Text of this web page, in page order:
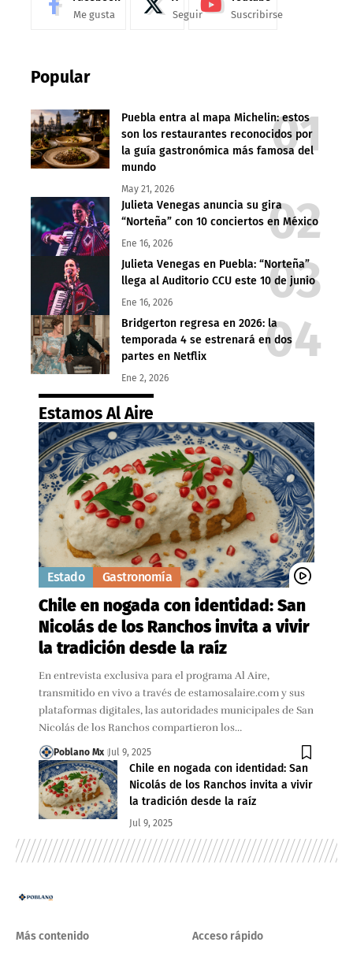
Me gusta Seguir Suscribirse
Popular
Puebla entra al mapa Michelin: estos
son los restaurantes reconocidos por
la guía gastronómica más famosa del
mundo
May 21, 2026
Julieta Venegas anuncia su gira
“Norteña” con 10 conciertos en México
Ene 16, 2026
Julieta Venegas en Puebla: “Norteña”
llega al Auditorio CCU este 10 de junio
Ene 16, 2026
Bridgerton regresa en 2026: la
temporada 4 se estrenará en dos
partes en Netflix
Ene 2, 2026
Estamos Al Aire
Estado Gastronomía
Chile en nogada con identidad: San
Nicolás de los Ranchos invita a vivir
la tradición desde la raíz
En entrevista exclusiva para el programa Al Aire,
transmitido en vivo a través de estamosalaire.com y sus
plataformas digitales, las autoridades municipales de San
Nicolás de los Ranchos compartieron los…
Poblano Mx Jul 9, 2025
Chile en nogada con identidad: San
Nicolás de los Ranchos invita a vivir
la tradición desde la raíz
Jul 9, 2025
Más contenido Acceso rápido